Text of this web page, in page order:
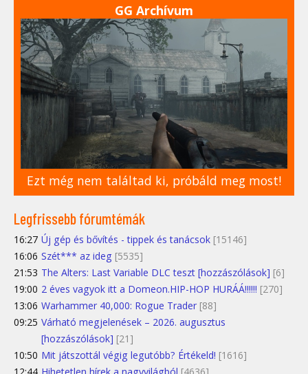
GG Archívum
Ezt még nem találtad ki, próbáld meg most!
Legfrissebb fórumtémák
16:27 Új gép és bővítés - tippek és tanácsok [15146]
16:06 Szét*** az ideg [5535]
21:53 The Alters: Last Variable DLC teszt [hozzászólások] [6]
19:00 2 éves vagyok itt a Domeon.HIP-HOP HURÁÁ!!!!!! [270]
13:06 Warhammer 40,000: Rogue Trader [88]
09:25 Várható megjelenések – 2026. augusztus
[hozzászólások] [21]
10:50 Mit játszottál végig legutóbb? Értékeld! [1616]